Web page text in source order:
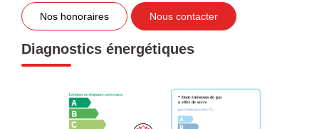
Nos honoraires Nous contacter
Diagnostics énergétiques